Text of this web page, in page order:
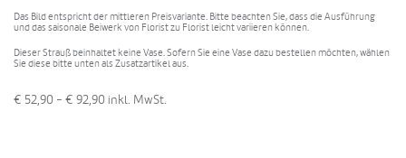
Das Bild entspricht der mittleren Preisvariante. Bitte beachten Sie, dass die Ausführung
und das saisonale Beiwerk von Florist zu Florist leicht variieren können.
Dieser Strauß beinhaltet keine Vase. Sofern Sie eine Vase dazu bestellen möchten, wählen
Sie diese bitte unten als Zusatzartikel aus.
€ 52,90 - € 92,90 inkl. MwSt.